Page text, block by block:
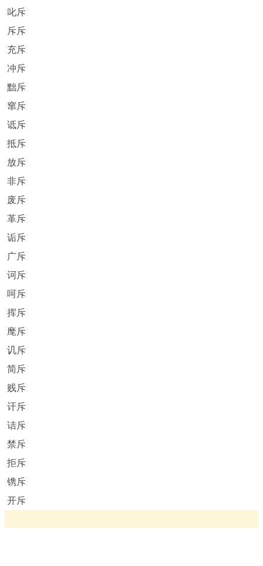
叱斥
斥斥
充斥
冲斥
黜斥
窜斥
诋斥
抵斥
放斥
非斥
废斥
革斥
诟斥
广斥
诃斥
呵斥
挥斥
麾斥
讥斥
简斥
贱斥
讦斥
诘斥
禁斥
拒斥
镌斥
开斥